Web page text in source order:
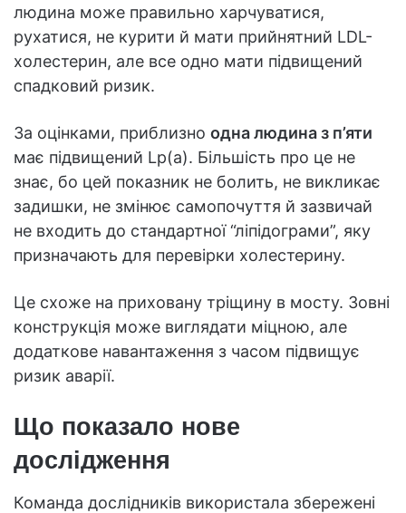
людина може правильно харчуватися,
рухатися, не курити й мати прийнятний LDL-
холестерин, але все одно мати підвищений
спадковий ризик.
За оцінками, приблизно одна людина з п’яти
має підвищений Lp(a). Більшість про це не
знає, бо цей показник не болить, не викликає
задишки, не змінює самопочуття й зазвичай
не входить до стандартної “ліпідограми”, яку
призначають для перевірки холестерину.
Це схоже на приховану тріщину в мосту. Зовні
конструкція може виглядати міцною, але
додаткове навантаження з часом підвищує
ризик аварії.
Що показало нове
дослідження
Команда дослідників використала збережені